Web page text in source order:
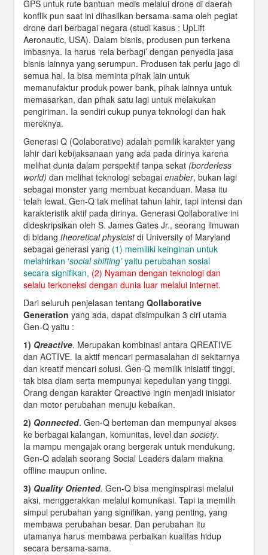
GPS untuk rute bantuan medis melalui drone di daerah
konflik pun saat ini dihasilkan bersama-sama oleh pegiat
drone dari berbagai negara (studi kasus : UpLift
Aeronautic, USA). Dalam bisnis, produsen pun terkena
imbasnya. Ia harus ‘rela berbagi’ dengan penyedia jasa
bisnis lainnya yang serumpun. Produsen tak perlu jago di
semua hal. Ia bisa meminta pihak lain untuk
memanufaktur produk power bank, pihak lainnya untuk
memasarkan, dan pihak satu lagi untuk melakukan
pengiriman. Ia sendiri cukup punya teknologi dan hak
mereknya.
Generasi Q (Qolaborative) adalah pemilik karakter yang
lahir dari kebijaksanaan yang ada pada dirinya karena
melihat dunia dalam perspektif tanpa sekat (borderless
world) dan melihat teknologi sebagai enabler, bukan lagi
sebagai monster yang membuat kecanduan. Masa itu
telah lewat. Gen-Q tak melihat tahun lahir, tapi intensi dan
karakteristik aktif pada dirinya. Generasi Qollaborative ini
dideskripsikan oleh S. James Gates Jr., seorang ilmuwan
di bidang theoretical physicistdi University of Maryland
sebagai generasi yang (1) memiliki keinginan untuk
melahirkan ‘social shifting’yaitu perubahan sosial
secara signifikan, (2) Nyaman dengan teknologi dan
selalu terkoneksi dengan dunia luar melalui internet.
Dari seluruh penjelasan tentang Qollaborative
Generation yang ada, dapat disimpulkan 3 ciri utama
Gen-Q yaitu :
1) Qreactive. Merupakan kombinasi antara QREATIVE
dan ACTIVE. Ia aktif mencari permasalahan di sekitarnya
dan kreatif mencari solusi. Gen-Q memilik inisiatif tinggi,
tak bisa diam serta mempunyai kepedulian yang tinggi.
Orang dengan karakter Qreactive ingin menjadi inisiator
dan motor perubahan menuju kebaikan.
2) Qonnected. Gen-Q berteman dan mempunyai akses
ke berbagai kalangan, komunitas, level dan society.
Ia mampu mengajak orang bergerak untuk mendukung.
Gen-Q adalah seorang Social Leaders dalam makna
offline maupun online.
3) Quality Oriented. Gen-Q bisa menginspirasi melalui
aksi, menggerakkan melalui komunikasi. Tapi ia memilih
simpul perubahan yang signifikan, yang penting, yang
membawa perubahan besar. Dan perubahan itu
utamanya harus membawa perbaikan kualitas hidup
secara bersama-sama.